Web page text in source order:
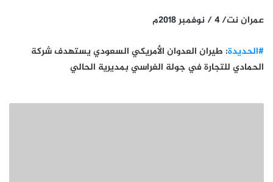
عمران نت/ 4 / نوفمبر 2018م
#الحديدة: طيران العدوان الأمريكي السعودي يستهدف شركة
الحمادي للتجارة في جولة الغراسي بمديرية الحالي